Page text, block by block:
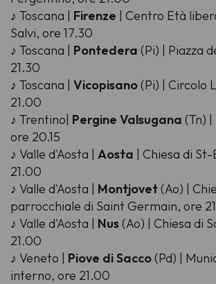
♪ Toscana | Firenze | Centro Età
Salvi, ore 17.30
♪ Toscana | Pontedera (Pi) | Piazza
21.30
♪ Toscana | Vicopisano(Pi) | Circolo
21.00
♪ Trentino| Pergine Valsugana (Tn)
ore 20.15
♪ Valle d'Aosta | Aosta | Chiesa di
21.00
♪ Valle d'Aosta | Montjovet(Ao) |
parrocchiale di Saint Germain, ore
♪ Valle d'Aosta | Nus(Ao) | Chiesa di
21.00
♪ Veneto | Piove di Sacco(Pd) |
interno, ore 21.00